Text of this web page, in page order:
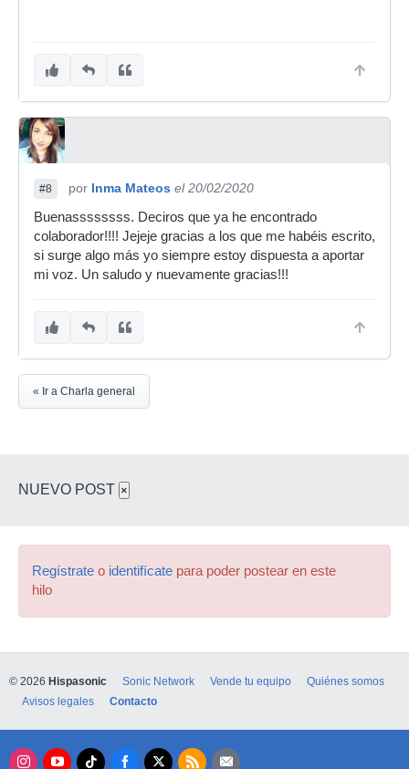
#8 por Inma Mateos el 20/02/2020
Buenassssssss. Deciros que ya he encontrado
colaborador!!!! Jejeje gracias a los que me habéis escrito,
si surge algo más yo siempre estoy dispuesta a aportar
mi voz. Un saludo y nuevamente gracias!!!
« Ir a Charla general
NUEVO POST ×
Regístrate o identifícate para poder postear en este
hilo
© 2026 Hispasonic Sonic Network Vende tu equipo
Quiénes somos
Avisos legales
Contacto